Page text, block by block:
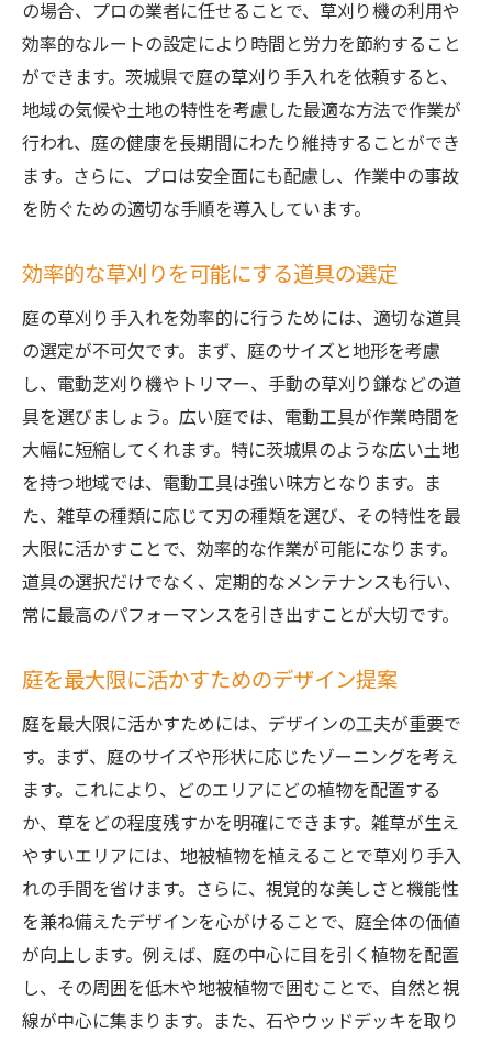
の場合、プロの業者に任せることで、草刈り機の利用や
効率的なルートの設定により時間と労力を節約すること
ができます。茨城県で庭の草刈り手入れを依頼すると、
地域の気候や土地の特性を考慮した最適な方法で作業が
行われ、庭の健康を長期間にわたり維持することができ
ます。さらに、プロは安全面にも配慮し、作業中の事故
を防ぐための適切な手順を導入しています。
効率的な草刈りを可能にする道具の選定
庭の草刈り手入れを効率的に行うためには、適切な道具
の選定が不可欠です。まず、庭のサイズと地形を考慮
し、電動芝刈り機やトリマー、手動の草刈り鎌などの道
具を選びましょう。広い庭では、電動工具が作業時間を
大幅に短縮してくれます。特に茨城県のような広い土地
を持つ地域では、電動工具は強い味方となります。ま
た、雑草の種類に応じて刃の種類を選び、その特性を最
大限に活かすことで、効率的な作業が可能になります。
道具の選択だけでなく、定期的なメンテナンスも行い、
常に最高のパフォーマンスを引き出すことが大切です。
庭を最大限に活かすためのデザイン提案
庭を最大限に活かすためには、デザインの工夫が重要で
す。まず、庭のサイズや形状に応じたゾーニングを考え
ます。これにより、どのエリアにどの植物を配置する
か、草をどの程度残すかを明確にできます。雑草が生え
やすいエリアには、地被植物を植えることで草刈り手入
れの手間を省けます。さらに、視覚的な美しさと機能性
を兼ね備えたデザインを心がけることで、庭全体の価値
が向上します。例えば、庭の中心に目を引く植物を配置
し、その周囲を低木や地被植物で囲むことで、自然と視
線が中心に集まります。また、石やウッドデッキを取り